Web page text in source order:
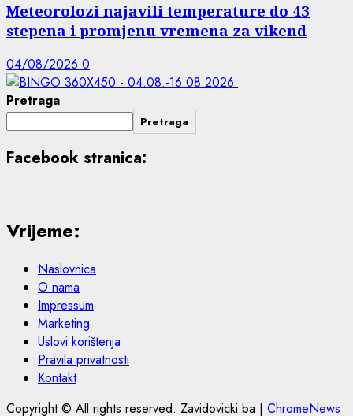
Meteorolozi najavili temperature do 43
stepena i promjenu vremena za vikend
04/08/2026 0
Pretraga
Pretraga
Facebook stranica:
Vrijeme:
Naslovnica
O nama
Impressum
Marketing
Uslovi korištenja
Pravila privatnosti
Kontakt
Copyright © All rights reserved. Zavidovicki.ba | ChromeNews